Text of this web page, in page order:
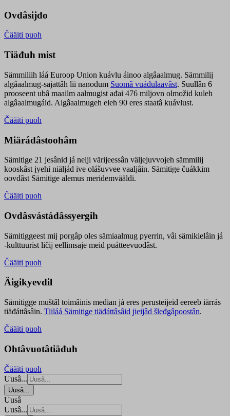
Ovdâsijđo
Čääiti puoh
Tiäđuh mist
Sämmiliih láá Euroop Union kuávlu áinoo algâaalmug. Sämmilij
algâaalmug-sajattâh lii nanodum Suomâ vuáđulaavâst. Suullân 6
prooseent ubâ maailm aalmugist ađai 476 miljovn olmožid kuleh
algâaalmugáid. Algâaalmugeh eleh 90 eres staatâ kuávlust.
Čääiti puoh
Miärádâstoohâm
Sämitige 21 jesânid já nelji värijeessân väljejuvvojeh sämmilij
kooskâst jyehi niäljád ive olášuvvee vaaljâin. Sämitige čuákkim
oovdâst Sämitige alemus meridemvääldi.
Čääiti puoh
Ovdâsvástádâssyergih
Sämitiggeest mij porgâp oles sämiaalmug pyerrin, vâi sämikielâin já
-kulttuurist ličij eellimsaje meid puátteevuođâst.
Čääiti puoh
Äigikyevdil
Sämitigge muštâl toimâinis median já eres perusteijeid eereeb iärrás
tiäđáttâsâin. Tiiláá Sämitige tiäđáttâsâid jieijâd šleđgâpoostân.
Čääiti puoh
Ohtâvuotâtiäđuh
Čääiti puoh
Uusâ...
Uusâ...
Uusâ
Uusâ...